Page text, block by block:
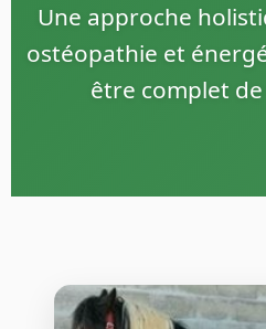
Une approche
ostéopathie et
être complet